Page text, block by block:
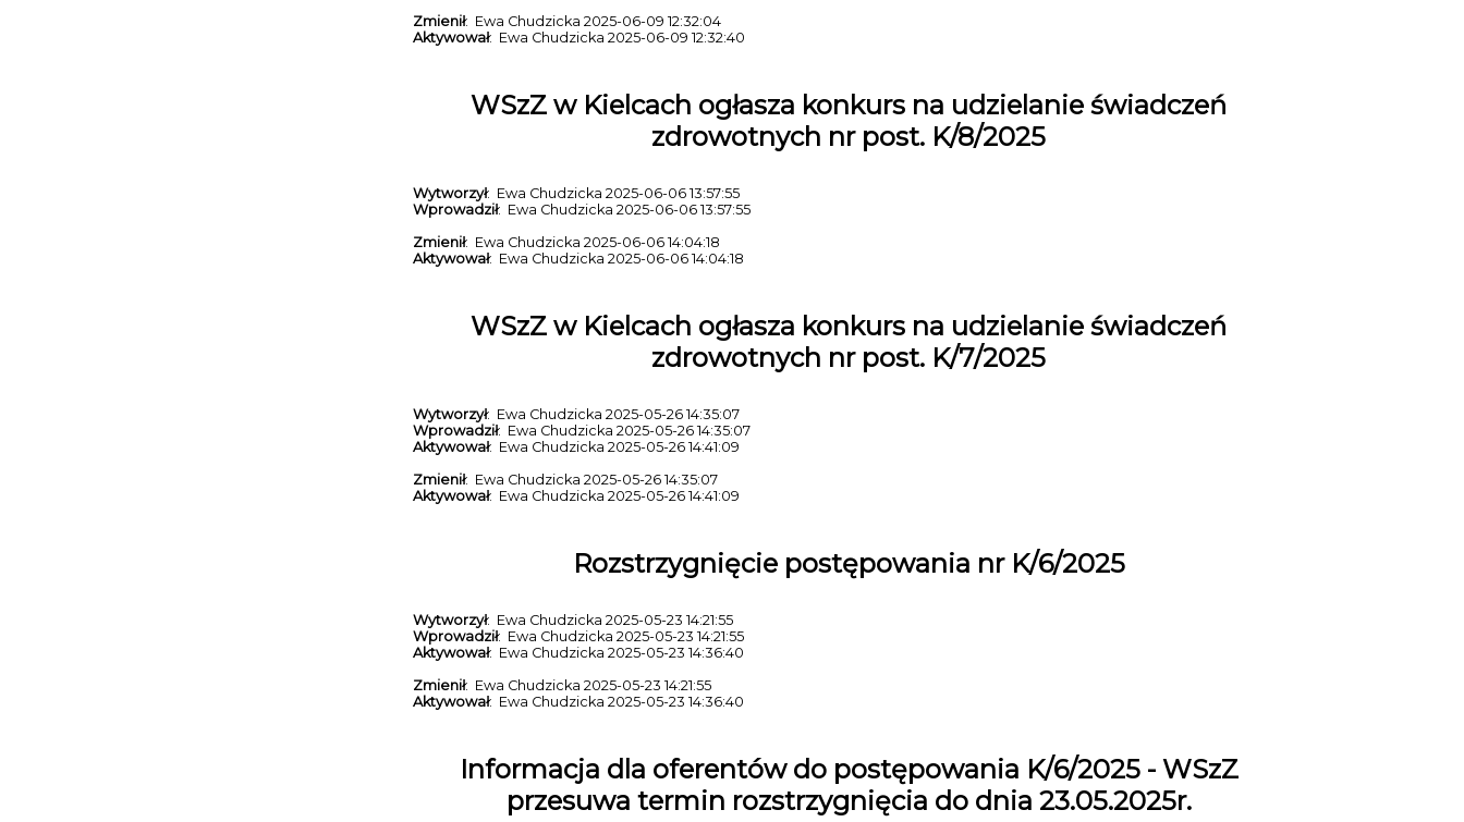
Zmienił: Ewa Chudzicka 2025-06-09 12:32:04
Aktywował: Ewa Chudzicka 2025-06-09 12:32:40
WSzZ w Kielcach ogłasza konkurs na udzielanie świadczeń
zdrowotnych nr post. K/8/2025
Wytworzył: Ewa Chudzicka 2025-06-06 13:57:55
Wprowadził: Ewa Chudzicka 2025-06-06 13:57:55
Zmienił: Ewa Chudzicka 2025-06-06 14:04:18
Aktywował: Ewa Chudzicka 2025-06-06 14:04:18
WSzZ w Kielcach ogłasza konkurs na udzielanie świadczeń
zdrowotnych nr post. K/7/2025
Wytworzył: Ewa Chudzicka 2025-05-26 14:35:07
Wprowadził: Ewa Chudzicka 2025-05-26 14:35:07
Aktywował: Ewa Chudzicka 2025-05-26 14:41:09
Zmienił: Ewa Chudzicka 2025-05-26 14:35:07
Aktywował: Ewa Chudzicka 2025-05-26 14:41:09
Rozstrzygnięcie postępowania nr K/6/2025
Wytworzył: Ewa Chudzicka 2025-05-23 14:21:55
Wprowadził: Ewa Chudzicka 2025-05-23 14:21:55
Aktywował: Ewa Chudzicka 2025-05-23 14:36:40
Zmienił: Ewa Chudzicka 2025-05-23 14:21:55
Aktywował: Ewa Chudzicka 2025-05-23 14:36:40
Informacja dla oferentów do postępowania K/6/2025 - WSzZ
przesuwa termin rozstrzygnięcia do dnia 23.05.2025r.
Samodzielny Publiczny Zakład Opieki Zdrowotnej
e-mail: szpital@wszzkielce.pl
Sekretariat :
fax. (041) 34-50-623
adres ESP /wszkielce/skrytka
adres e-Doręczeń: AE:PL-61904-70660-UWVRH-14